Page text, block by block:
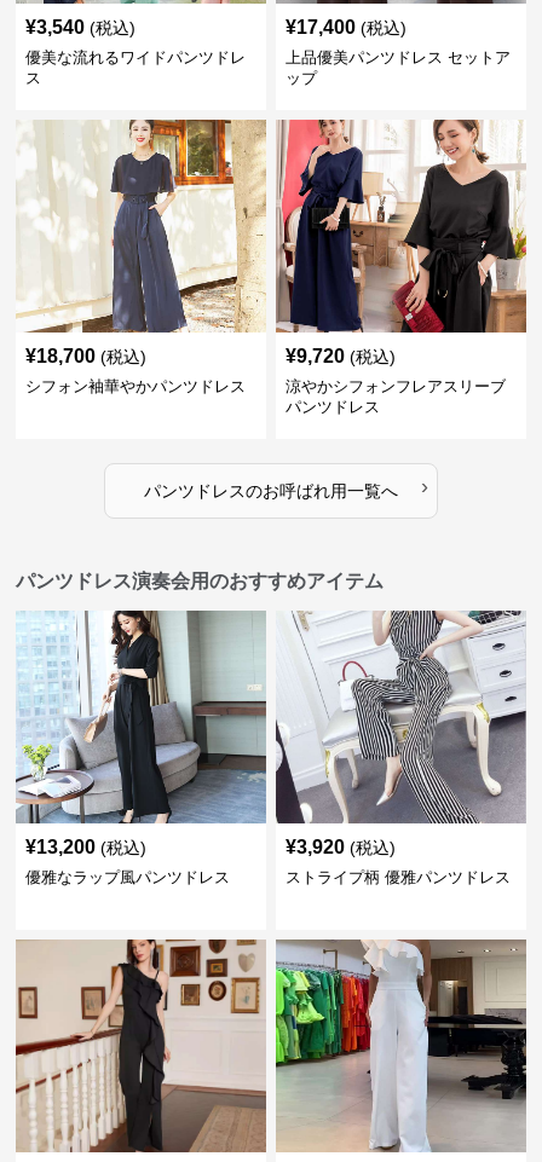
¥3,540 (税込)
優美な流れるワイドパンツドレ
ス
¥17,400 (税込)
上品優美パンツドレス セットア
ップ
¥18,700 (税込)
シフォン袖華やかパンツドレス
¥9,720 (税込)
涼やかシフォンフレアスリーブ
パンツドレス
パンツドレスのお呼ばれ用一覧へ ›
パンツドレス演奏会用のおすすめアイテム
¥13,200 (税込)
優雅なラップ風パンツドレス
¥3,920 (税込)
ストライプ柄 優雅パンツドレス